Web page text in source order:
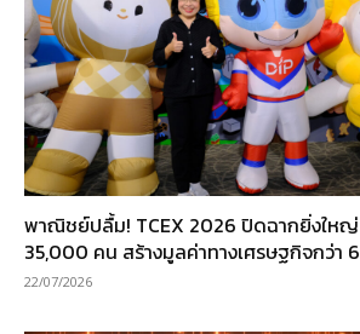
พาณิชย์ปลื้ม! TCEX 2026 ปิดฉากยิ่งใหญ่
35,000 คน สร้างมูลค่าทางเศรษฐกิจกว่า
22/07/2026